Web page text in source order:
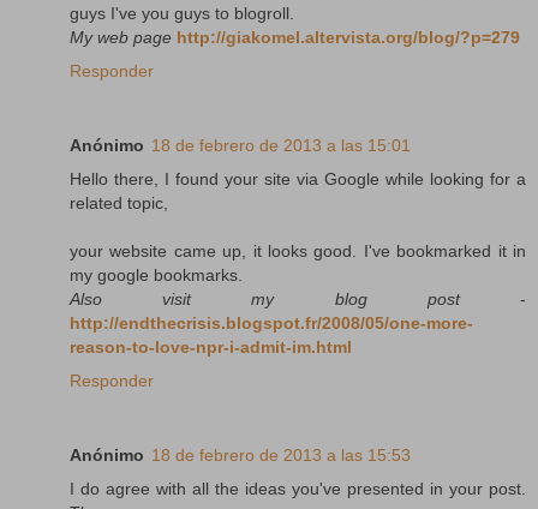
guys I've you guys to blogroll.
My web page http://giakomel.altervista.org/blog/?p=279
Responder
Anónimo 18 de febrero de 2013 a las 15:01
Hello there, I found your site via Google while looking for a
related topic,
your website came up, it looks good. I've bookmarked it in
my google bookmarks.
Also visit my blog post-
http://endthecrisis.blogspot.fr/2008/05/one-more-
reason-to-love-npr-i-admit-im.html
Responder
Anónimo 18 de febrero de 2013 a las 15:53
I do agree with all the ideas you've presented in your post.